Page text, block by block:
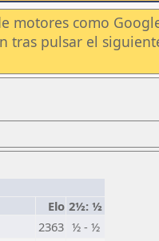
motores como
tras pulsar el
Elo 2½: ½
2363 ½ - ½